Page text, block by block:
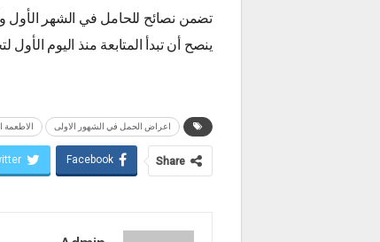
تضمن نصائح للحامل في الشهر الأول
ينصح أن تبدأ المتابعة منذ اليوم
اعراض الحمل في الشهور الاولى الاطعمة
Share
Facebook